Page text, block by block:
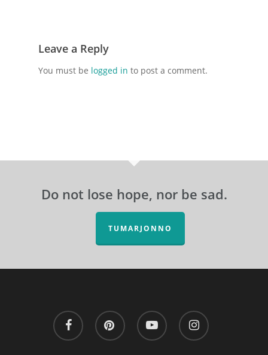
Leave a Reply
You must be logged in to post a comment.
Do not lose hope, nor be sad.
TUMARJONNO
facebook pinterest youtube instagram